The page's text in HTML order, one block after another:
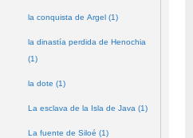
la conquista de Argel (1)
la dinastía perdida de Henochia
(1)
la dote (1)
La esclava de la Isla de Java (1)
La fuente de Siloé (1)